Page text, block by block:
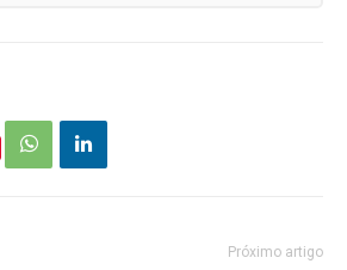
Próximo artigo